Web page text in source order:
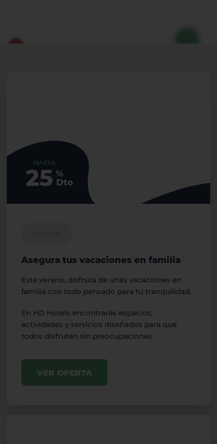
HASTA
25 %
Dto
Asegura tus vacaciones en familia
Este verano, disfruta de unas vacaciones en
familia con todo pensado para tu tranquilidad.
En HD Hotels encontrarás espacios,
actividades y servicios diseñados para que
todos disfruten sin preocupaciones.
VER OFERTA